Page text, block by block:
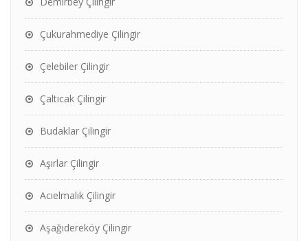
Çukurahmediye Çilingir
Çelebiler Çilingir
Çaltıcak Çilingir
Budaklar Çilingir
Aşırlar Çilingir
Acıelmalık Çilingir
Aşağıdereköy Çilingir